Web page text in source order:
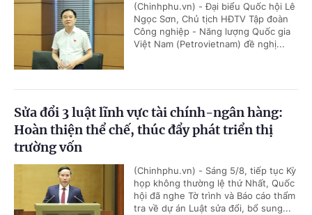
(Chinhphu.vn) - Đại biểu Quốc hội Lê
Ngọc Sơn, Chủ tịch HĐTV Tập đoàn
Công nghiệp - Năng lượng Quốc gia
Việt Nam (Petrovietnam) đề nghị...
Sửa đổi 3 luật lĩnh vực tài chính-ngân hàng:
Hoàn thiện thể chế, thúc đẩy phát triển thị
trường vốn
(Chinhphu.vn) - Sáng 5/8, tiếp tục Kỳ
họp không thường lệ thứ Nhất, Quốc
hội đã nghe Tờ trình và Báo cáo thẩm
tra về dự án Luật sửa đổi, bổ sung...